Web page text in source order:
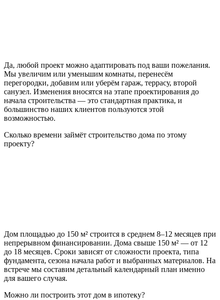
Да, любой проект можно адаптировать под ваши пожелания.
Мы увеличим или уменьшим комнаты, перенесём
перегородки, добавим или уберём гараж, террасу, второй
санузел. Изменения вносятся на этапе проектирования до
начала строительства — это стандартная практика, и
большинство наших клиентов пользуются этой
возможностью.
Сколько времени займёт строительство дома по этому
проекту?
Дом площадью до 150 м² строится в среднем 8–12 месяцев при
непрерывном финансировании. Дома свыше 150 м² — от 12
до 18 месяцев. Сроки зависят от сложности проекта, типа
фундамента, сезона начала работ и выбранных материалов. На
встрече мы составим детальный календарный план именно
для вашего случая.
Можно ли построить этот дом в ипотеку?